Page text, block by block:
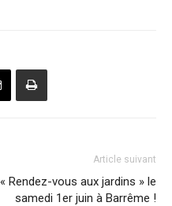
Article suivant
« Rendez-vous aux jardins » le
samedi 1er juin à Barrême !